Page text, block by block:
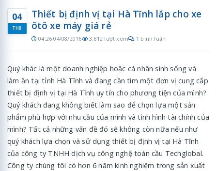
04
TH8
Thiết bị định vị tại Hà Tĩnh lắp cho xe
ôtô xe máy giá rẻ
04:26 04/08/2016 3.812 lượt xem 1 bình luận
Quý khác là một doanh nghiệp hoặc cá nhân sinh sống và
làm ăn tại tỉnh Hà Tĩnh và đang cần tìm một đơn vị cung cấp
thiết bị định vị tại Hà Tĩnh uy tín cho phương tiện của mình?
Quý khách đang không biết làm sao để chọn lựa một sản
phẩm phù hợp với nhu cầu của mình và tình hình tài chính của
mình? Tất cả những vấn đề đó sẽ không còn nữa nếu như
quý khách lựa chọn và sử dụng thiết bị định vị tại Hà Tĩnh
của công ty TNHH dịch vụ công nghệ toàn cầu Techglobal.
Công ty chúng tôi có hơn 6 năm kinh nghiệm trong sản xuất